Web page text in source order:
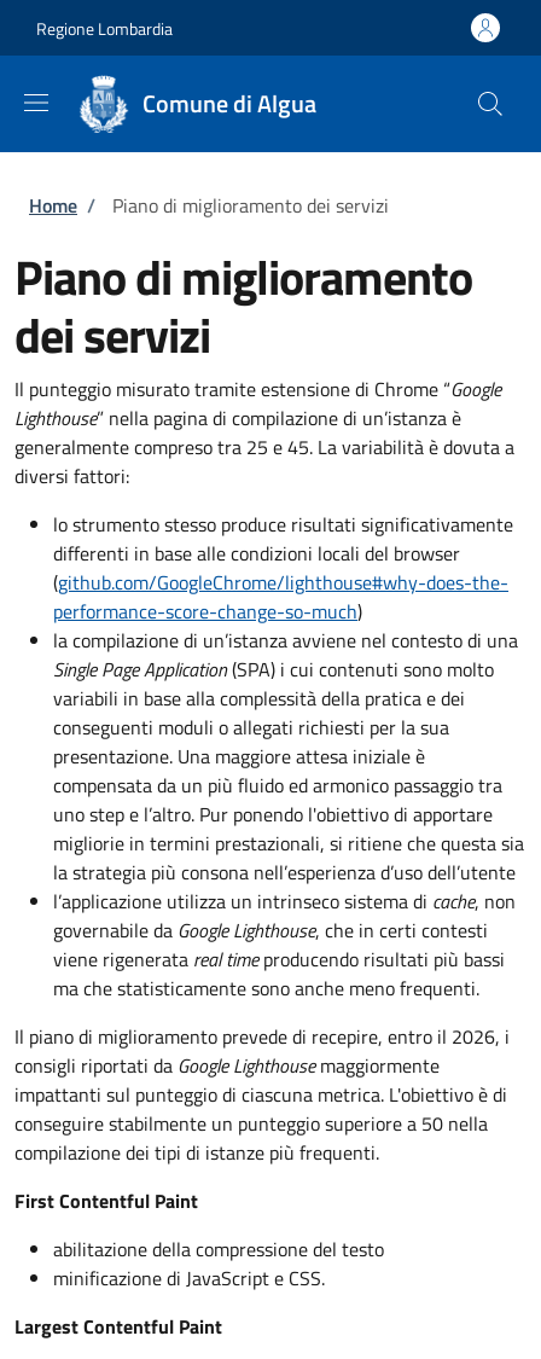
Regione Lombardia
Comune di Algua
Briciole di pane
Home / Piano di miglioramento dei servizi
Piano di miglioramento
dei servizi
Il punteggio misurato tramite estensione di Chrome “Google
Lighthouse” nella pagina di compilazione di un’istanza è
generalmente compreso tra 25 e 45. La variabilità è dovuta a
diversi fattori:
lo strumento stesso produce risultati significativamente
differenti in base alle condizioni locali del browser
(github.com/GoogleChrome/lighthouse#why-does-the-
performance-score-change-so-much)
la compilazione di un’istanza avviene nel contesto di una
Single Page Application(SPA) i cui contenuti sono molto
variabili in base alla complessità della pratica e dei
conseguenti moduli o allegati richiesti per la sua
presentazione. Una maggiore attesa iniziale è
compensata da un più fluido ed armonico passaggio tra
uno step e l’altro. Pur ponendo l'obiettivo di apportare
migliorie in termini prestazionali, si ritiene che questa sia
la strategia più consona nell’esperienza d’uso dell’utente
l’applicazione utilizza un intrinseco sistema di cache, non
governabile da Google Lighthouse, che in certi contesti
viene rigenerata real timeproducendo risultati più bassi
ma che statisticamente sono anche meno frequenti.
Il piano di miglioramento prevede di recepire, entro il 2026, i
consigli riportati da Google Lighthousemaggiormente
impattanti sul punteggio di ciascuna metrica. L'obiettivo è di
conseguire stabilmente un punteggio superiore a 50 nella
compilazione dei tipi di istanze più frequenti.
First Contentful Paint
abilitazione della compressione del testo
minificazione di JavaScript e CSS.
Largest Contentful Paint